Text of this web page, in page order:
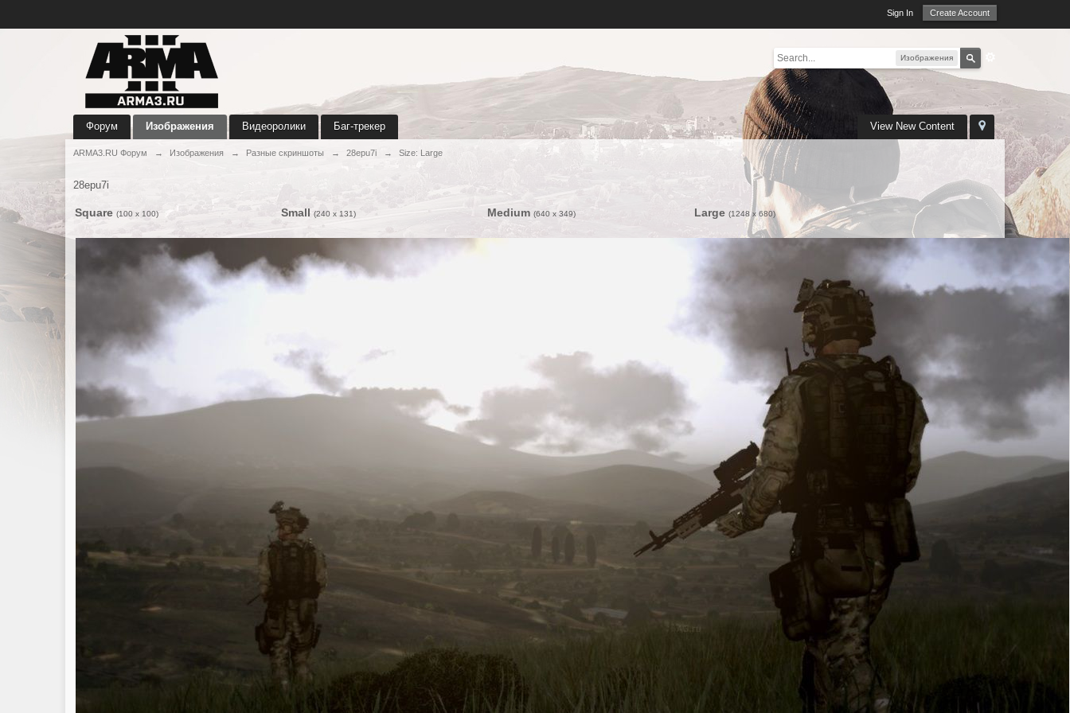
Sign In Create Account
Изображения
View New Content
Форум Изображения Видеоролики Баг-трекер
ARMA3.RU Форум → Изображения → Разные скриншоты → 28epu7i → Size: Large
28epu7i
Square (100 x 100) Small (240 x 131) Medium (640 x 349) Large (1248 x 680)